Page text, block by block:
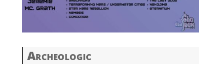
Archeologic